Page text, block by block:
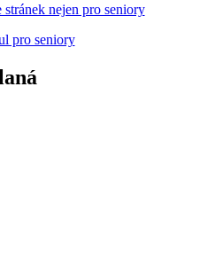
stránek nejen pro seniory